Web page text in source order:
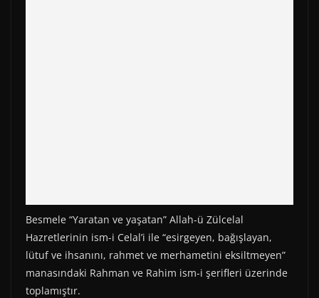
Besmele “Yaratan ve yaşatan” Allah-ü Zülcelal
Hazretlerinin ism-i Celal’i ile “esirgeyen, bağışlayan,
lütuf ve ihsanını, rahmet ve merhametini eksiltmeyen”
manasındaki Rahman ve Rahim ism-i şerifleri üzerinde
toplamıştır.